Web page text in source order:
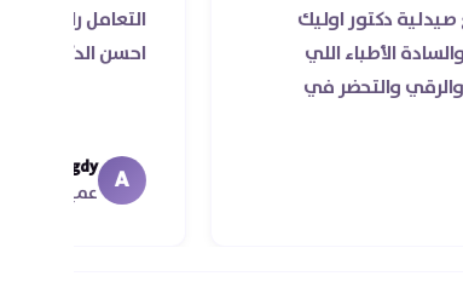
اوليك
اللي
في
التعامل راقي جدا و
احسن الدكاتره الي اتعاملت
Ahmed Magdy
عميل الأونلاين